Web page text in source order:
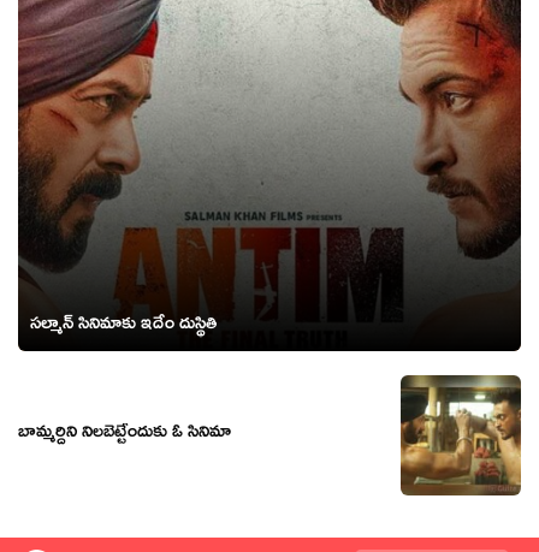
సల్మాన్ సినిమాకు ఇదేం దుస్థితి
బామ్మర్దిని నిలబెట్టేందుకు ఓ సినిమా